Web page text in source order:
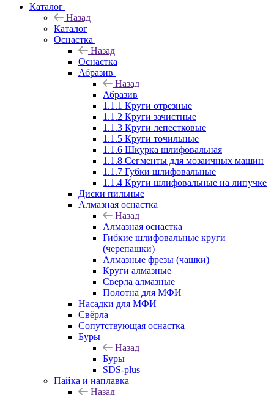
Каталог
Назад
Каталог
Оснастка
Назад
Оснастка
Абразив
Назад
Абразив
1.1.1 Круги отрезные
1.1.2 Круги зачистные
1.1.3 Круги лепестковые
1.1.5 Круги точильные
1.1.6 Шкурка шлифовальная
1.1.8 Сегменты для мозаичных машин
1.1.7 Губки шлифовальные
1.1.4 Круги шлифовальные на липучке
Диски пильные
Алмазная оснастка
Назад
Алмазная оснастка
Гибкие шлифовальные круги
(черепашки)
Алмазные фрезы (чашки)
Круги алмазные
Сверла алмазные
Полотна для МФИ
Насадки для МФИ
Свёрла
Сопутствующая оснастка
Буры
Назад
Буры
SDS-plus
Пайка и наплавка
Назад